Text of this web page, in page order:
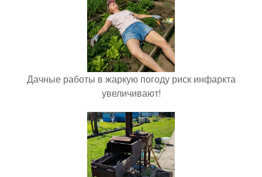
Дачные работы в жаркую погоду риск инфаркта
увеличивают!